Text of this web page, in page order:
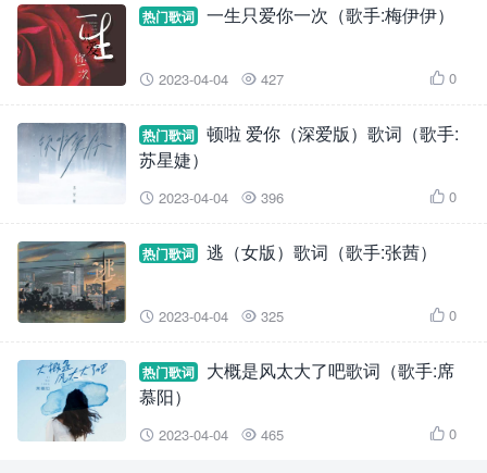
热门歌词 一生只爱你一次（歌手:梅伊伊）
 2023-04-04  427  0
热门歌词
顿啦 爱你（深爱版）歌词（歌手:
苏星婕）
 2023-04-04  396  0
热门歌词 逃（女版）歌词（歌手:张茜）
 2023-04-04  325  0
热门歌词
大概是风太大了吧歌词（歌手:席
慕阳）
 2023-04-04  465  0